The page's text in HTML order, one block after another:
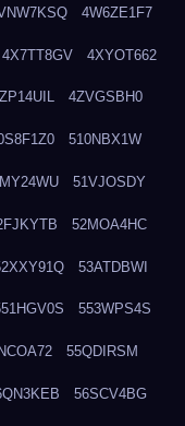
4W6ZE1F7
4X7TT8GV 4XYOT662
4ZVGSBH0
510NBX1W
51VJOSDY
52MOA4HC
53ATDBWI
553WPS4S
55QDIRSM
56SCV4BG